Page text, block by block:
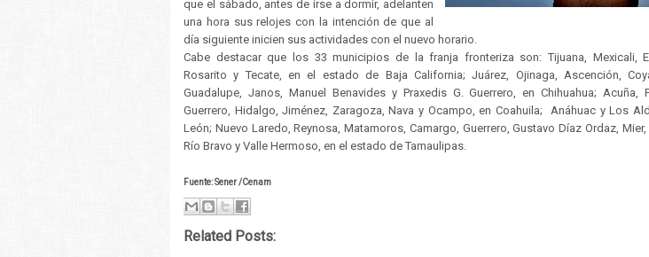
que el sábado, antes de irse a dormir, adelanten
una hora sus relojes con la intención de que al
día siguiente inicien sus actividades con el nuevo horario.
Cabe destacar que los 33 municipios de la franja fronteriza son: Tijuana, Mexicali,
Rosarito y Tecate, en el estado de Baja California; Juárez, Ojinaga, Ascención,
Guadalupe, Janos, Manuel Benavides y Praxedis G. Guerrero, en Chihuahua; Acuña,
Guerrero, Hidalgo, Jiménez, Zaragoza, Nava y Ocampo, en Coahuila; Anáhuac y Los
León; Nuevo Laredo, Reynosa, Matamoros, Camargo, Guerrero, Gustavo Díaz Ordaz,
Río Bravo y Valle Hermoso, en el estado de Tamaulipas.
Fuente: Sener /Cenam
Related Posts: